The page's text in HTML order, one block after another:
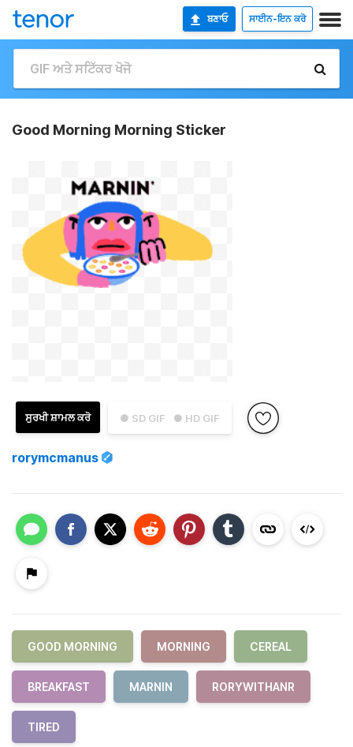
ਬਣਾਓ ਸਾਈਨ-ਇਨ ਕਰੋ
Good Morning Morning Sticker
● SD GIF ● HD GIF
ਸੁਰਖੀ ਸ਼ਾਮਲ ਕਰੋ
rorymcmanus
GOOD MORNING MORNING CEREAL
BREAKFAST MARNIN RORYWITHANR
TIRED